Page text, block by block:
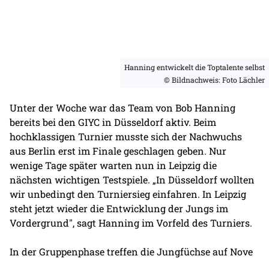
Hanning entwickelt die Toptalente selbst
© Bildnachweis: Foto Lächler
Unter der Woche war das Team von Bob Hanning
bereits bei den GIYC in Düsseldorf aktiv. Beim
hochklassigen Turnier musste sich der Nachwuchs
aus Berlin erst im Finale geschlagen geben. Nur
wenige Tage später warten nun in Leipzig die
nächsten wichtigen Testspiele. „In Düsseldorf wollten
wir unbedingt den Turniersieg einfahren. In Leipzig
steht jetzt wieder die Entwicklung der Jungs im
Vordergrund", sagt Hanning im Vorfeld des Turniers.
In der Gruppenphase treffen die Jungfüchse auf Nove